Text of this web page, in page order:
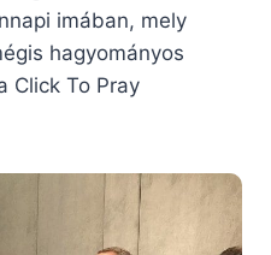
imában, mely
hagyományos
Click To Pray